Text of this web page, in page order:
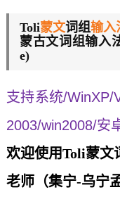
Toli蒙文词组输入
蒙古文词组输入
e)
支持系统/WinXP/
2003/win2008/安
欢迎使用Toli蒙文
老师（集宁-乌宁